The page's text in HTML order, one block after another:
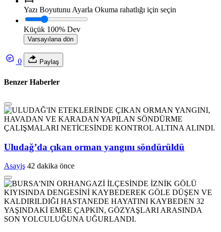
Yazı Boyutunu Ayarla Okuma rahatlığı için seçin
Küçük 100% Dev
Varsayılana dön
0 Paylaş
Benzer Haberler
Uludağ’da çıkan orman yangını söndürüldü
Asayiş 42 dakika önce